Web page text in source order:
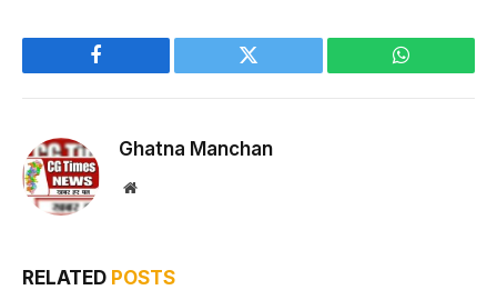
Facebook Twitter WhatsApp
Ghatna Manchan
Website
RELATED POSTS